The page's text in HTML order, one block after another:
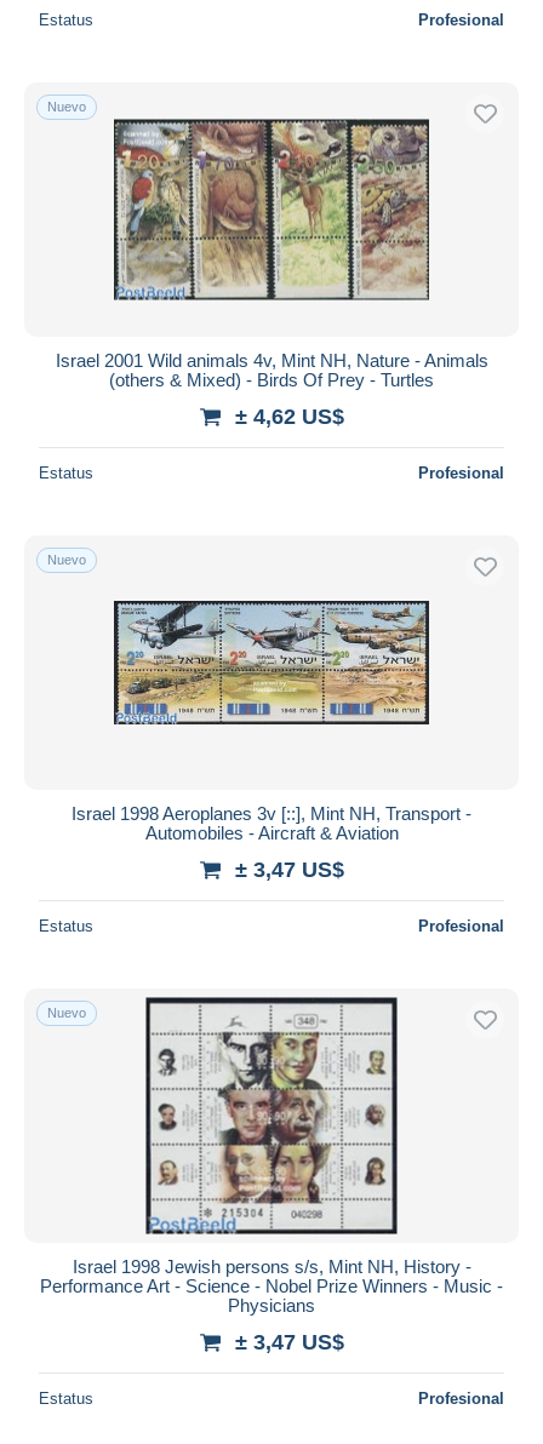
Estatus Profesional
Nuevo
Israel 2001 Wild animals 4v, Mint NH, Nature - Animals
(others & Mixed) - Birds Of Prey - Turtles
± 4,62 US$
Estatus Profesional
Nuevo
Israel 1998 Aeroplanes 3v [::], Mint NH, Transport -
Automobiles - Aircraft & Aviation
± 3,47 US$
Estatus Profesional
Nuevo
Israel 1998 Jewish persons s/s, Mint NH, History -
Performance Art - Science - Nobel Prize Winners - Music -
Physicians
± 3,47 US$
Estatus Profesional